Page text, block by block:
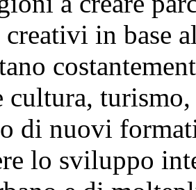
in base
turismo,
di nuovi
lo sviluppo